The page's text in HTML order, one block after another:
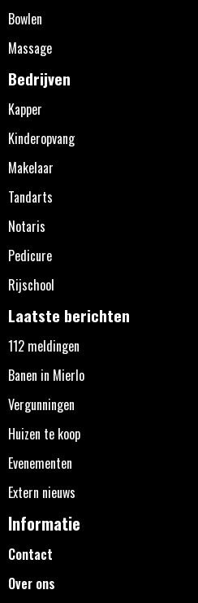
Bowlen
Massage
Bedrijven
Kapper
Kinderopvang
Makelaar
Tandarts
Notaris
Pedicure
Rijschool
Laatste berichten
112 meldingen
Banen in Mierlo
Vergunningen
Huizen te koop
Evenementen
Extern nieuws
Informatie
Contact
Over ons